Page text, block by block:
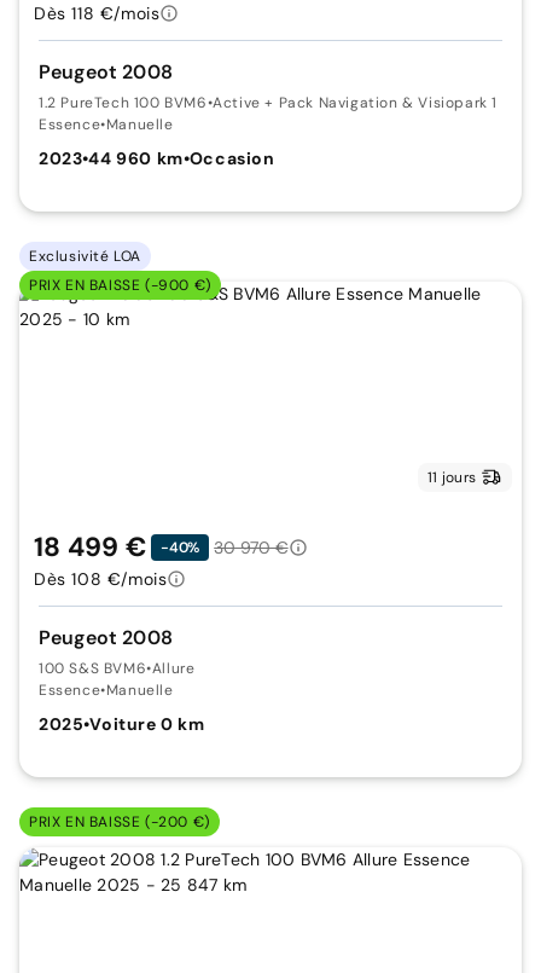
Peugeot 2008
1.2 PureTech 100 BVM6•Active + Pack Navigation & Visiopark 1
Essence•Manuelle
2023•44 960 km•Occasion
Dès 118 €/mois
Exclusivité LOA
PRIX EN BAISSE (-900 €)
11 jours
Peugeot 2008
100 S&S BVM6•Allure
Essence•Manuelle
2025•Voiture 0 km
18 499 € -40%
30 970 €
Dès 108 €/mois
PRIX EN BAISSE (-200 €)